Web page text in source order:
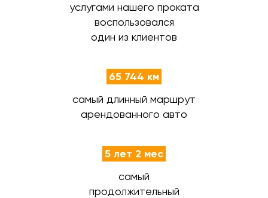
услугами нашего проката
воспользовался
один из клиентов
65 744 км
самый длинный маршрут
арендованного авто
5 лет 2 мес
самый
продолжительный